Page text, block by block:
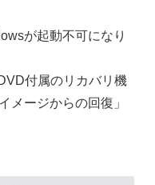
が起動不可になり
付属のリカバリ機
メージからの回復」